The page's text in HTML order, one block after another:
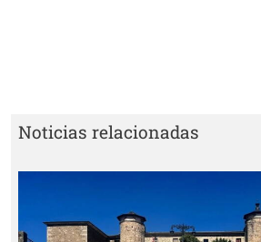
Noticias relacionadas